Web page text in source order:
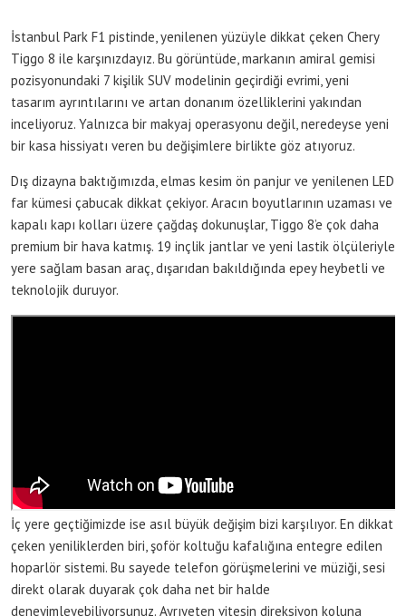
İstanbul Park F1 pistinde, yenilenen yüzüyle dikkat çeken Chery
Tiggo 8 ile karşınızdayız. Bu görüntüde, markanın amiral gemisi
pozisyonundaki 7 kişilik SUV modelinin geçirdiği evrimi, yeni
tasarım ayrıntılarını ve artan donanım özelliklerini yakından
inceliyoruz. Yalnızca bir makyaj operasyonu değil, neredeyse yeni
bir kasa hissiyatı veren bu değişimlere birlikte göz atıyoruz.
Dış dizayna baktığımızda, elmas kesim ön panjur ve yenilenen LED
far kümesi çabucak dikkat çekiyor. Aracın boyutlarının uzaması ve
kapalı kapı kolları üzere çağdaş dokunuşlar, Tiggo 8’e çok daha
premium bir hava katmış. 19 inçlik jantlar ve yeni lastik ölçüleriyle
yere sağlam basan araç, dışarıdan bakıldığında epey heybetli ve
teknolojik duruyor.
İç yere geçtiğimizde ise asıl büyük değişim bizi karşılıyor. En dikkat
çeken yeniliklerden biri, şoför koltuğu kafalığına entegre edilen
hoparlör sistemi. Bu sayede telefon görüşmelerini ve müziği, sesi
direkt olarak duyarak çok daha net bir halde
deneyimleyebiliyorsunuz. Ayrıyeten vitesin direksiyon koluna